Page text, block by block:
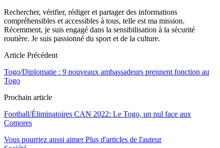
Rechercher, vérifier, rédiger et partager des informations
compréhensibles et accessibles à tous, telle est ma mission.
Récemment, je suis engagé dans la sensibilisation à la sécurité
routière. Je suis passionné du sport et de la culture.
Article Précédent
Togo/Diplomatie : 9 nouveaux ambassadeurs prennent fonction au
Togo
Prochain article
Football/Éliminatoires CAN 2022: Le Togo, un nul face aux
Comores
Vous pourriez aussi aimer Plus d'articles de l'auteur